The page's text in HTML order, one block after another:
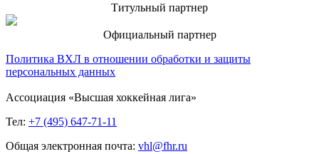
Титульный партнер
Официальный партнер
Политика ВХЛ в отношении обработки и защиты
персональных данных
Ассоциация «Высшая хоккейная лига»
Тел: +7 (495) 647-71-11
Общая электронная почта: vhl@fhr.ru